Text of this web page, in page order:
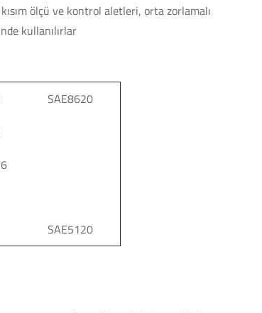
ölçü ve kontrol aletleri, orta zorlamalı
kullanılırlar
SAE8620
SAE5120